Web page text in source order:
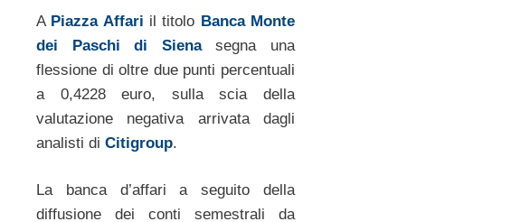
A Piazza Affari il titolo Banca Monte
dei Paschi di Sienasegna una
flessione di oltre due punti percentuali
a 0,4228 euro, sulla scia della
valutazione negativa arrivata dagli
analisti di Citigroup.
La banca d’affari a seguito della
diffusione dei conti semestrali da